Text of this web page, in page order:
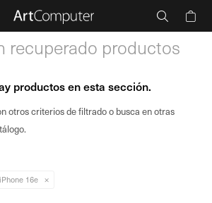
recuperado productos
productos en esta sección.
otros criterios de filtrado o busca en otras
iPhone 16e